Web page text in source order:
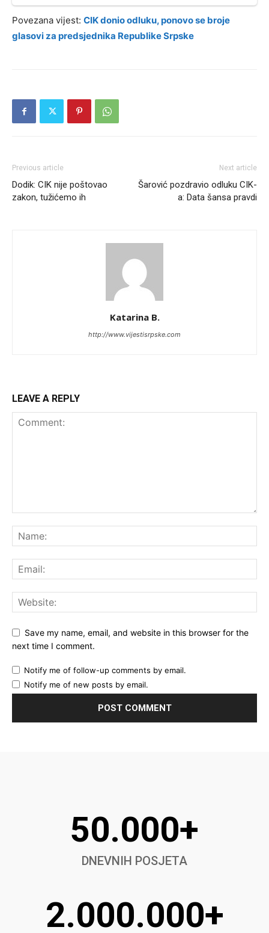
Povezana vijest: CIK donio odluku, ponovo se broje
glasovi za predsjednika Republike Srpske
Previous article
Dodik: CIK nije poštovao
zakon, tužićemo ih
Next article
Šarović pozdravio odluku CIK-
a: Data šansa pravdi
Katarina B.
http://www.vijestisrpske.com
LEAVE A REPLY
Save my name, email, and website in this browser for the
next time I comment.
Notify me of follow-up comments by email.
Notify me of new posts by email.
50.000+
DNEVNIH POSJETA
2.000.000+